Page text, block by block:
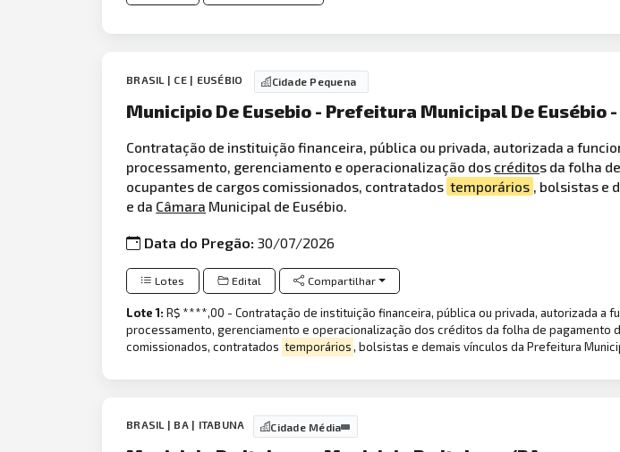
BRASIL | CE | EUSÉBIO Cidade Pequena
Municipio De Eusebio - Prefeitura Municipal De Eusébio -
Contratação de instituição financeira, pública ou privada, autorizada a
processamento, gerenciamento e operacionalização dos créditos da folha
ocupantes de cargos comissionados, contratados temporários , bolsistas e
e da Câmara Municipal de Eusébio.
Data do Pregão:30/07/2026
Lotes Edital Compartilhar
Lote 1:R$ ****,00 - Contratação de instituição financeira, pública ou privada, autorizada a
processamento, gerenciamento e operacionalização dos créditos da folha de
comissionados, contratados temporários, bolsistas e demais vínculos da Prefeitura
BRASIL | BA | ITABUNA Cidade Média